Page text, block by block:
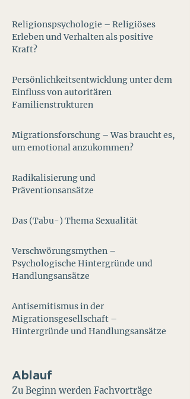
Religionspsychologie – Religiöses
Erleben und Verhalten als positive
Kraft?
Persönlichkeitsentwicklung unter dem
Einfluss von autoritären
Familienstrukturen
Migrationsforschung – Was braucht es,
um emotional anzukommen?
Radikalisierung und
Präventionsansätze
Das (Tabu-) Thema Sexualität
Verschwörungsmythen –
Psychologische Hintergründe und
Handlungsansätze
Antisemitismus in der
Migrationsgesellschaft –
Hintergründe und Handlungsansätze
Ablauf
Zu Beginn werden Fachvorträge